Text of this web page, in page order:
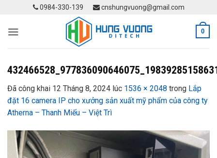
content
0984-330-139 cnshungvuong@gmail.com
0
Đã công khai 12 Tháng 8, 2024 lúc 1536 × 2048 trong Lắp
đặt 16 camera IP cho xưởng sản xuất mỹ phẩm của công ty
Atherna – Thanh Miếu – Việt Trì